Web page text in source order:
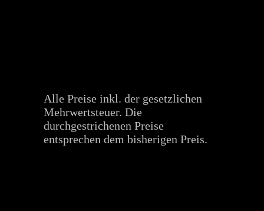
Alle Preise inkl. der gesetzlichen
Mehrwertsteuer. Die
durchgestrichenen Preise
entsprechen dem bisherigen Preis.